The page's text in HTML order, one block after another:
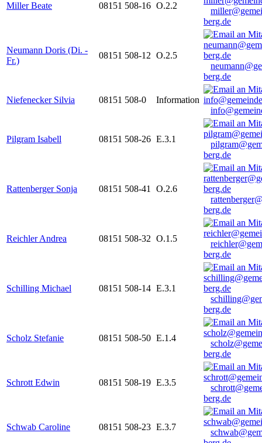
Miller Beate 08151 508-16 O.2.2
berg.de
Neumann Doris (Di. -
Fr.)
08151 508-12 O.2.5
berg.de
Niefenecker Silvia 08151 508-0
Information
Pilgram Isabell 08151 508-26 E.3.1
berg.de
Rattenberger Sonja 08151 508-41
O.2.6
berg.de
Reichler Andrea 08151 508-32 O.1.5
berg.de
Schilling Michael 08151 508-14 E.3.1
berg.de
Scholz Stefanie 08151 508-50 E.1.4
berg.de
Schrott Edwin 08151 508-19 E.3.5
berg.de
Schwab Caroline 08151 508-23 E.3.7